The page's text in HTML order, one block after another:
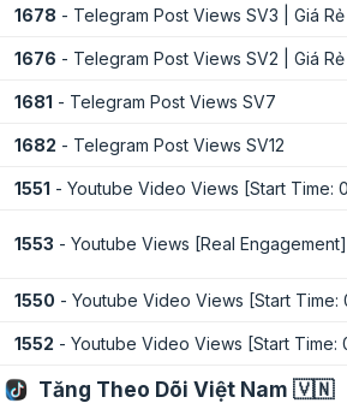
1678 - Telegram Post Views SV3 | Giá Rẻ
1676 - Telegram Post Views SV2 | Giá Rẻ
1681 - Telegram Post Views SV7
1682 - Telegram Post Views SV12
1551 - Youtube Video Views [Start Time:
1553 - Youtube Views [Real
1550 - Youtube Video Views [Start Time:
1552 - Youtube Video Views [Start Time:
Tăng Theo Dõi Việt Nam 🇻🇳